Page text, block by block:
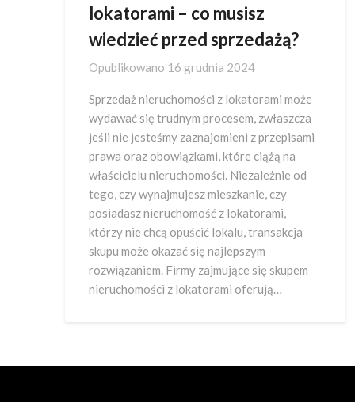
lokatorami – co musisz
wiedzieć przed sprzedażą?
Opublikowano 16 grudnia 2024
Sprzedaż nieruchomości z lokatorami może
wydawać się trudnym procesem, zwłaszcza
jeśli nie jesteśmy zaznajomieni z przepisami
prawa oraz obowiązkami, które ciążą na
właścicielu nieruchomości. Niezależnie od
tego, czy wynajmujesz mieszkanie, czy
posiadasz nieruchomość z lokatorami,
którzy nie chcą opuścić lokalu, transakcja
skupu może okazać się najlepszym
rozwiązaniem. Firmy zajmujące się skupem
nieruchomości z lokatorami oferują…